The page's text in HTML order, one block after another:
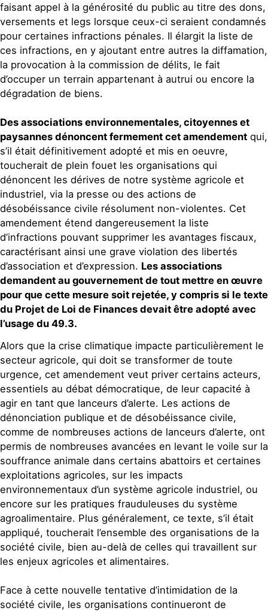
faisant appel à la générosité du public au titre des dons,
versements et legs lorsque ceux-ci seraient condamnés
pour certaines infractions pénales. Il élargit la liste de
ces infractions, en y ajoutant entre autres la diffamation,
la provocation à la commission de délits, le fait
d’occuper un terrain appartenant à autrui ou encore la
dégradation de biens.
Des associations environnementales, citoyennes et
paysannes dénoncent fermement cet amendement qui,
s’il était définitivement adopté et mis en oeuvre,
toucherait de plein fouet les organisations qui
dénoncent les dérives de notre système agricole et
industriel, via la presse ou des actions de
désobéissance civile résolument non-violentes. Cet
amendement étend dangereusement la liste
d’infractions pouvant supprimer les avantages fiscaux,
caractérisant ainsi une grave violation des libertés
d’association et d’expression. Les associations
demandent au gouvernement de tout mettre en œuvre
pour que cette mesure soit rejetée, y compris si le texte
du Projet de Loi de Finances devait être adopté avec
l’usage du 49.3.
Alors que la crise climatique impacte particulièrement le
secteur agricole, qui doit se transformer de toute
urgence, cet amendement veut priver certains acteurs,
essentiels au débat démocratique, de leur capacité à
agir en tant que lanceurs d’alerte. Les actions de
dénonciation publique et de désobéissance civile,
comme de nombreuses actions de lanceurs d’alerte, ont
permis de nombreuses avancées en levant le voile sur la
souffrance animale dans certains abattoirs et certaines
exploitations agricoles, sur les impacts
environnementaux d’un système agricole industriel, ou
encore sur les pratiques frauduleuses du système
agroalimentaire. Plus généralement, ce texte, s’il était
appliqué, toucherait l’ensemble des organisations de la
société civile, bien au-delà de celles qui travaillent sur
les enjeux agricoles et alimentaires.
Face à cette nouvelle tentative d’intimidation de la
société civile, les organisations continueront de